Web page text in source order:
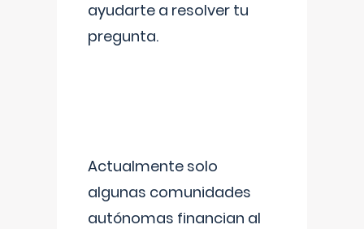
ayudarte a resolver tu
pregunta.
Actualmente solo
algunas comunidades
autónomas financian al